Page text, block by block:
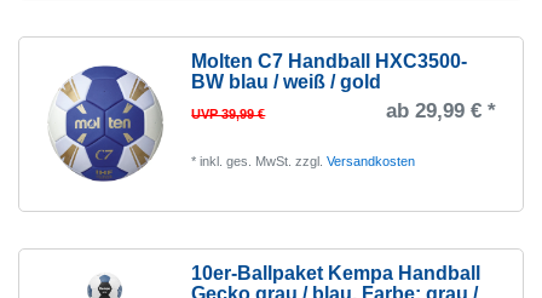
Molten C7 Handball HXC3500-
BW blau / weiß / gold
UVP 39,99 € ab 29,99 € *
*inkl. ges. MwSt. zzgl.Versandkosten
10er-Ballpaket Kempa Handball
Gecko grau / blau, Farbe: grau /